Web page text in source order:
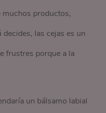
productos,
las cejas es un
frustres porque a la
un bálsamo labial